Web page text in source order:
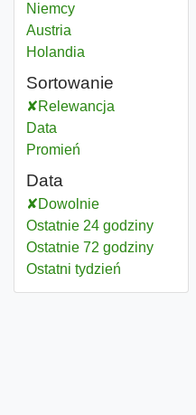
Prawo przedsiębiorstw
Niemcy
Prawo przedsiębiorstw
Austria
Prawo przedsiębiorstw
Holandia
Sortowanie
Relewancja
Data
Promień
Data
Dowolnie
Ostatnie 24 godziny
Ostatnie 72 godziny
Ostatni tydzień